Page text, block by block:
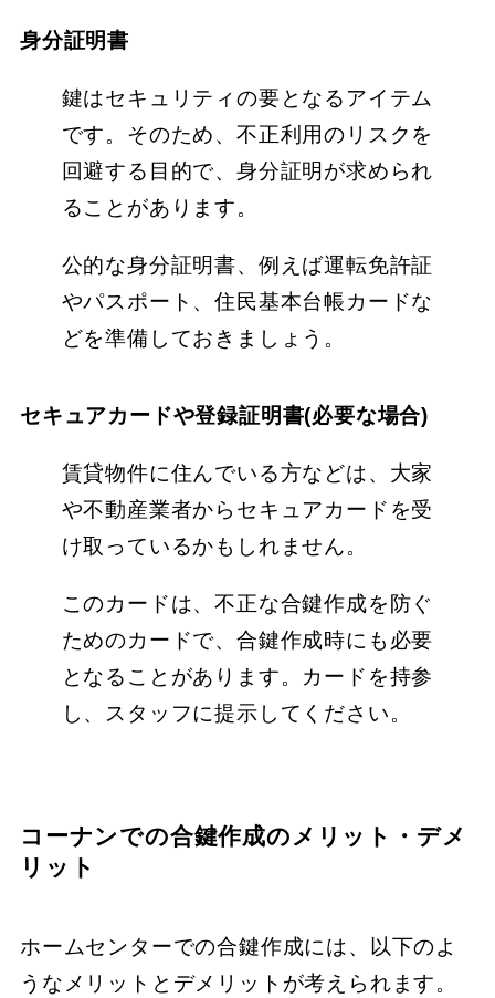
身分証明書
鍵はセキュリティの要となるアイテム
です。そのため、不正利用のリスクを
回避する目的で、身分証明が求められ
ることがあります。
公的な身分証明書、例えば運転免許証
やパスポート、住民基本台帳カードな
どを準備しておきましょう。
セキュアカードや登録証明書(必要な場合)
賃貸物件に住んでいる方などは、大家
や不動産業者からセキュアカードを受
け取っているかもしれません。
このカードは、不正な合鍵作成を防ぐ
ためのカードで、合鍵作成時にも必要
となることがあります。カードを持参
し、スタッフに提示してください。
コーナンでの合鍵作成のメリット・デメ
リット
ホームセンターでの合鍵作成には、以下のよ
うなメリットとデメリットが考えられます。